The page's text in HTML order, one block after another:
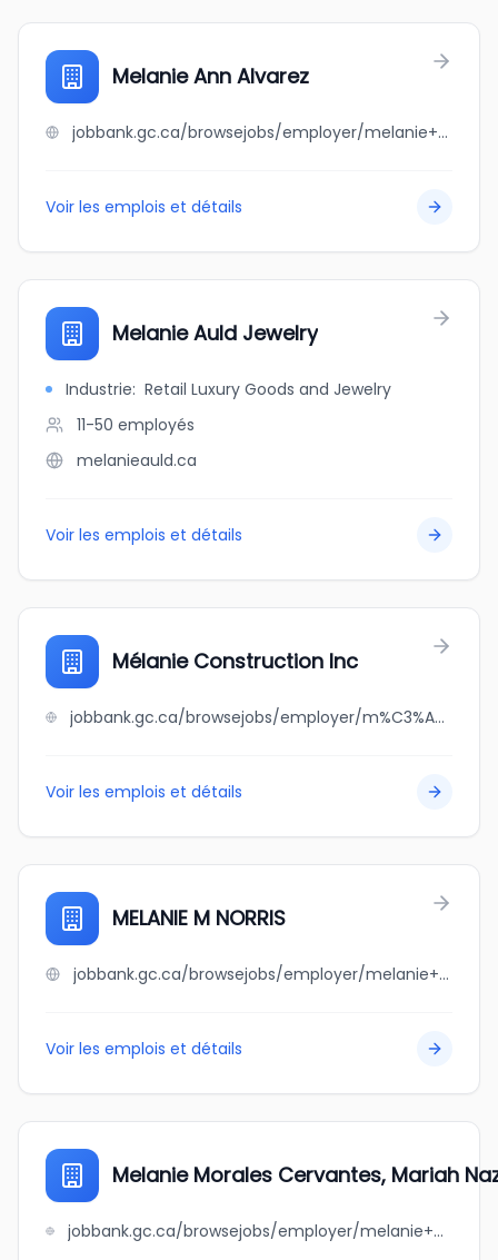
Melanie Ann Alvarez
jobbank.gc.ca/browsejobs/employer/melanie+ann+alvarez/ca
Voir les emplois et détails
Melanie Auld Jewelry
Industrie: Retail Luxury Goods and Jewelry
11-50 employés
melanieauld.ca
Voir les emplois et détails
Mélanie Construction Inc
jobbank.gc.ca/browsejobs/employer/m%C3%A9lanie+construction+inc/ca
Voir les emplois et détails
MELANIE M NORRIS
jobbank.gc.ca/browsejobs/employer/melanie+m+norris/ca
Voir les emplois et détails
Melanie Morales Cervantes, Mariah
jobbank.gc.ca/browsejobs/employer/melanie+morales+cervantes%2C+mariah+nazarene+manicao/ca